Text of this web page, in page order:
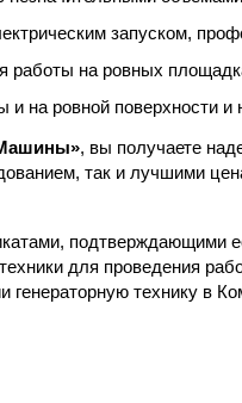
запуском,
работы на ровных
на ровной поверхности и
, вы получаете
так и лучшими
подтверждающими
для проведения
генераторную технику